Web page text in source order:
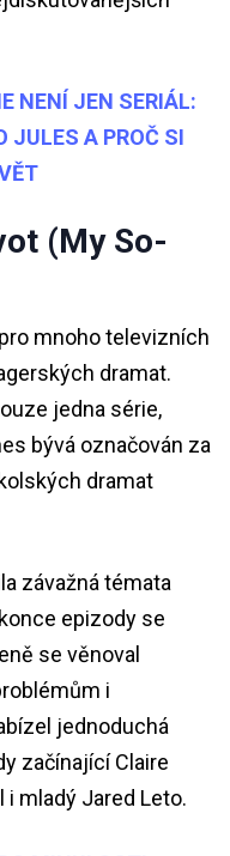
NENÍ JEN SERIÁL:
JULES A PROČ SI
(My So-
mnoho televizních
dramat.
jedna série,
bývá označován za
dramat
závažná témata
epizody se
se věnoval
i
jednoduchá
začínající Claire
i mladý Jared Leto.